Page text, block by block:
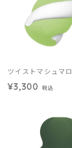
ツイストマシュマロ
¥3,300 税込